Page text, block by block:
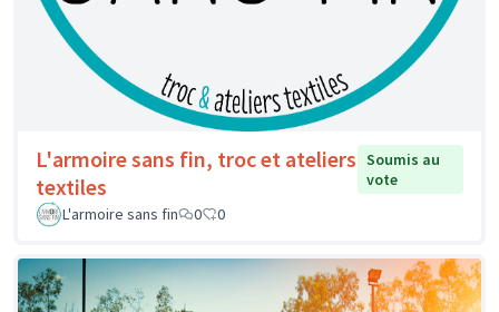
L'armoire sans fin, troc et ateliers
textiles
Soumis au
vote
L'armoire sans fin
0 0